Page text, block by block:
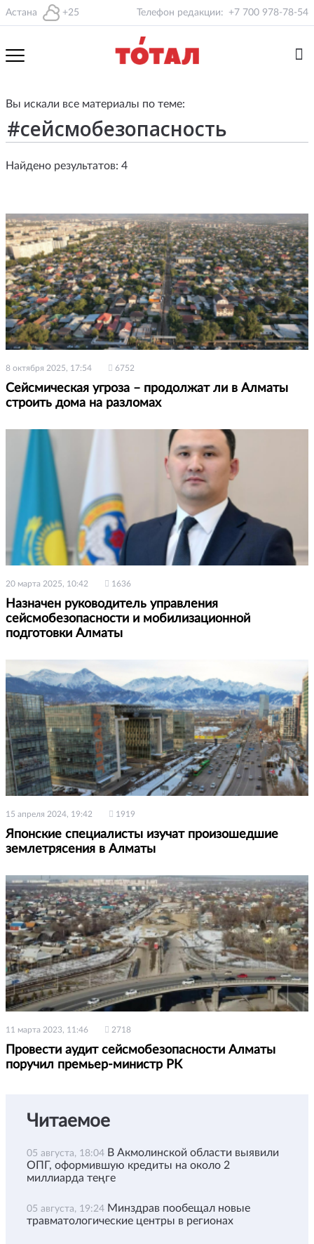
Астана +25 Телефон редакции: +7 700 978-78-54
Вы искали все материалы по теме:
Найдено результатов: 4
8 октября 2025, 17:54 6752
Сейсмическая угроза – продолжат ли в Алматы
строить дома на разломах
20 марта 2025, 10:42 1636
Назначен руководитель управления
сейсмобезопасности и мобилизационной
подготовки Алматы
15 апреля 2024, 19:42 1919
Японские специалисты изучат произошедшие
землетрясения в Алматы
11 марта 2023, 11:46 2718
Провести аудит сейсмобезопасности Алматы
поручил премьер-министр РК
Читаемое
05 августа, 18:04 В Акмолинской области выявили
ОПГ, оформившую кредиты на около 2
миллиарда теңге
05 августа, 19:24 Минздрав пообещал новые
травматологические центры в регионах